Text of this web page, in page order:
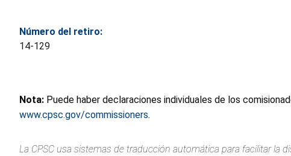
Número del retiro:
14-129
Nota: Puede haber declaraciones individuales de los
www.cpsc.gov/commissioners.
La CPSC usa sistemas de traducción automática para facilitar